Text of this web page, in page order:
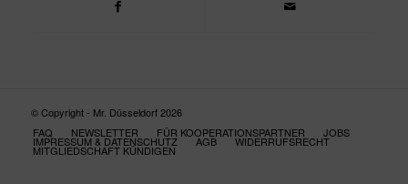
© Copyright - Mr. Düsseldorf 2026
FAQ
NEWSLETTER FÜR KOOPERATIONSPARTNER JOBS
IMPRESSUM & DATENSCHUTZ AGB WIDERRUFSRECHT
MITGLIEDSCHAFT KÜNDIGEN